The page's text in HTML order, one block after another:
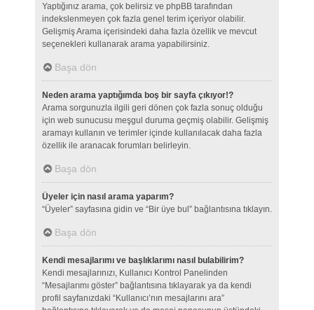
Yaptığınız arama, çok belirsiz ve phpBB tarafından
indekslenmeyen çok fazla genel terim içeriyor olabilir.
Gelişmiş Arama içerisindeki daha fazla özellik ve mevcut
seçenekleri kullanarak arama yapabilirsiniz.
Başa dön
Neden arama yaptığımda boş bir sayfa çıkıyor!?
Arama sorgunuzla ilgili geri dönen çok fazla sonuç olduğu
için web sunucusu meşgul duruma geçmiş olabilir. Gelişmiş
aramayı kullanın ve terimler içinde kullanılacak daha fazla
özellik ile aranacak forumları belirleyin.
Başa dön
Üyeler için nasıl arama yaparım?
“Üyeler” sayfasına gidin ve “Bir üye bul” bağlantısına tıklayın.
Başa dön
Kendi mesajlarımı ve başlıklarımı nasıl bulabilirim?
Kendi mesajlarınızı, Kullanıcı Kontrol Panelinden
“Mesajlarımı göster” bağlantısına tıklayarak ya da kendi
profil sayfanızdaki “Kullanıcı’nın mesajlarını ara”